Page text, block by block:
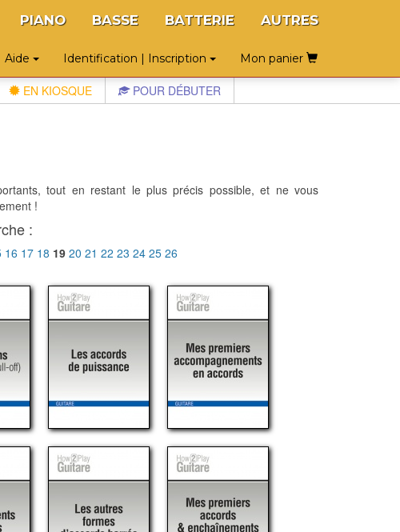
PIANO BASSE BATTERIE AUTRES
Aide Identification | Inscription Mon panier
EN KIOSQUE POUR DÉBUTER
tout en restant le plus précis possible, et ne vous
!
:
16 17 18 19 20 21 22 23 24 25 26